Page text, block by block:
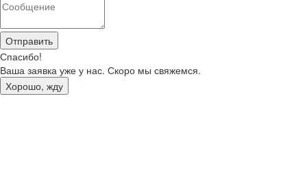
Отправить
Спасибо!
Ваша заявка уже у нас. Скоро мы свяжемся.
Хорошо, жду